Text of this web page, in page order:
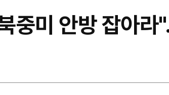
중미 안방 잡아